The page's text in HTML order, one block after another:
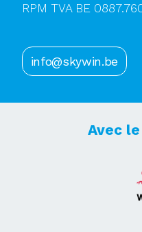
RPM TVA BE
info@skywin.be
Avec